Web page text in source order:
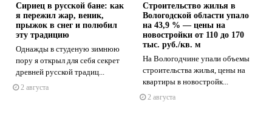
Сириец в русской бане: как
я пережил жар, веник,
прыжок в снег и полюбил
эту традицию
Однажды в студеную зимнюю
пору я открыл для себя секрет
древней русской традиц...
2 августа
Строительство жилья в
Вологодской области упало
на 43,9 % — цены на
новостройки от 110 до 170
тыс. руб./кв. м
На Вологодчине упали объемы
строительства жилья, цены на
квартиры в новостройк...
2 августа